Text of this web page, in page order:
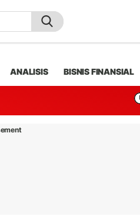
ANALISIS BISNIS FINANSIAL